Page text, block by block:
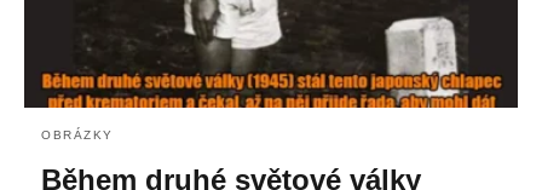
OBRÁZKY
Během druhé světové války